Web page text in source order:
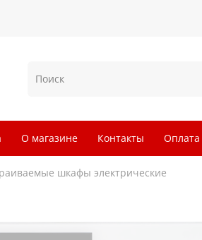
О магазине Контакты Оплата
шкафы электрические